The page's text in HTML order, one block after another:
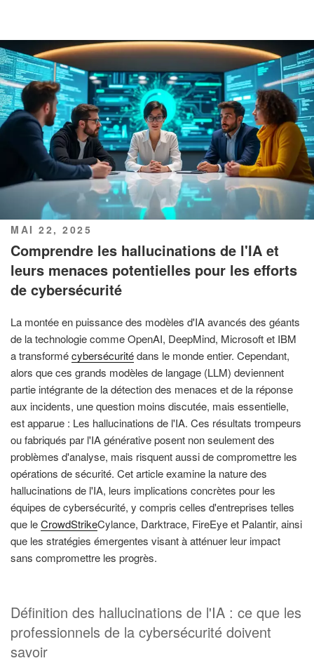
PUBLIÉ
LE
MAI 22, 2025
Comprendre les hallucinations de l'IA et
leurs menaces potentielles pour les efforts
de cybersécurité
La montée en puissance des modèles d'IA avancés des géants
de la technologie comme OpenAI, DeepMind, Microsoft et IBM
a transformécybersécuritédans le monde entier. Cependant,
alors que ces grands modèles de langage (LLM) deviennent
partie intégrante de la détection des menaces et de la réponse
aux incidents, une question moins discutée, mais essentielle,
est apparue : Les hallucinations de l'IA. Ces résultats trompeurs
ou fabriqués par l'IA générative posent non seulement des
problèmes d'analyse, mais risquent aussi de compromettre les
opérations de sécurité. Cet article examine la nature des
hallucinations de l'IA, leurs implications concrètes pour les
équipes de cybersécurité, y compris celles d'entreprises telles
que leCrowdStrikeCylance, Darktrace, FireEye et Palantir, ainsi
que les stratégies émergentes visant à atténuer leur impact
sans compromettre les progrès.
Définition des hallucinations de l'IA : ce que les
professionnels de la cybersécurité doivent
savoir